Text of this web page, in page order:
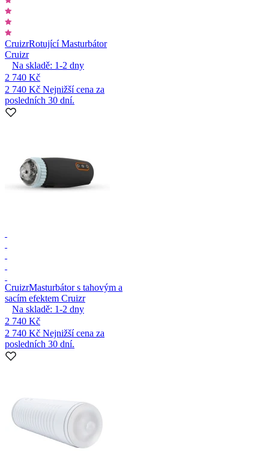
CruizrRotující Masturbátor
Cruizr
Na skladě: 1-2 dny
2 740 Kč
2 740 Kč Nejnižší cena za
posledních 30 dní.
CruizrMasturbátor s tahovým a
sacím efektem Cruizr
Na skladě: 1-2 dny
2 740 Kč
2 740 Kč Nejnižší cena za
posledních 30 dní.